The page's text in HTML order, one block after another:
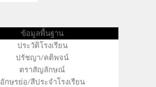
ข้อมูลพื้นฐาน
ประวัติโรงเรียน
ปรัชญา/คติพจน์
ตราสัญลักษณ์
อักษรย่อ/สีประจำโรงเรียน